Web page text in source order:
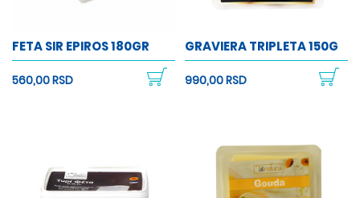
FETA SIR EPIROS 180GR
560,00 RSD
GRAVIERA TRIPLETA 150G
990,00 RSD